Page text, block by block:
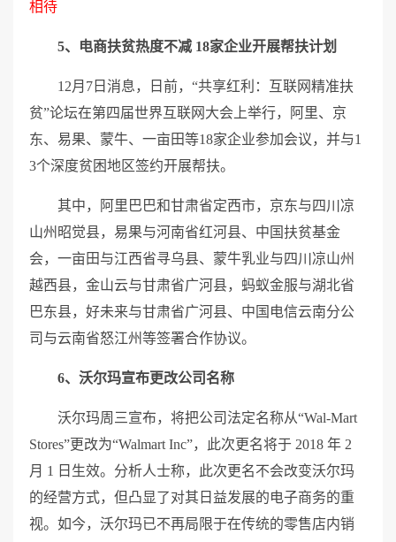
相待
5、电商扶贫热度不减 18家企业开展帮扶计划
12月7日消息，日前，“共享红利：互联网精准扶
贫”论坛在第四届世界互联网大会上举行，阿里、京
东、易果、蒙牛、一亩田等18家企业参加会议，并与1
3个深度贫困地区签约开展帮扶。
其中，阿里巴巴和甘肃省定西市，京东与四川凉
山州昭觉县，易果与河南省红河县、中国扶贫基金
会，一亩田与江西省寻乌县、蒙牛乳业与四川凉山州
越西县，金山云与甘肃省广河县，蚂蚁金服与湖北省
巴东县，好未来与甘肃省广河县、中国电信云南分公
司与云南省怒江州等签署合作协议。
6、沃尔玛宣布更改公司名称
沃尔玛周三宣布，将把公司法定名称从“Wal-Mart
Stores”更改为“Walmart Inc”，此次更名将于 2018 年 2
月 1 日生效。分析人士称，此次更名不会改变沃尔玛
的经营方式，但凸显了对其日益发展的电子商务的重
视。如今，沃尔玛已不再局限于在传统的零售店内销